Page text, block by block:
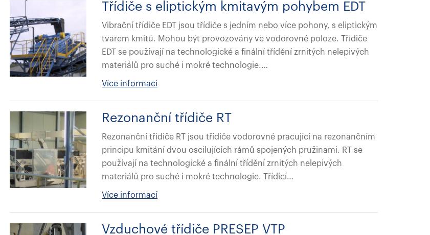
Třídiče s eliptickým kmitavým pohybem EDT
Vibrační třídiče EDT jsou třídiče s jedním nebo více pohony, s eliptickým
tvarem kmitů. Mohou být provozovány ve vodorovné poloze. Třídiče
EDT se používají na technologické a finální třídění zrnitých nelepivých
materiálů pro suché i mokré technologie.…
Více informací
Rezonanční třídiče RT
Rezonanční třídiče RT jsou třídiče vodorovné pracující na rezonančním
principu kmitání dvou oscilujících rámů spojených pružinami. RT se
používají na technologické a finální třídění zrnitých nelepivých
materiálů pro suché i mokré technologie. Třídicí…
Více informací
Vzduchové třídiče PRESEP VTP